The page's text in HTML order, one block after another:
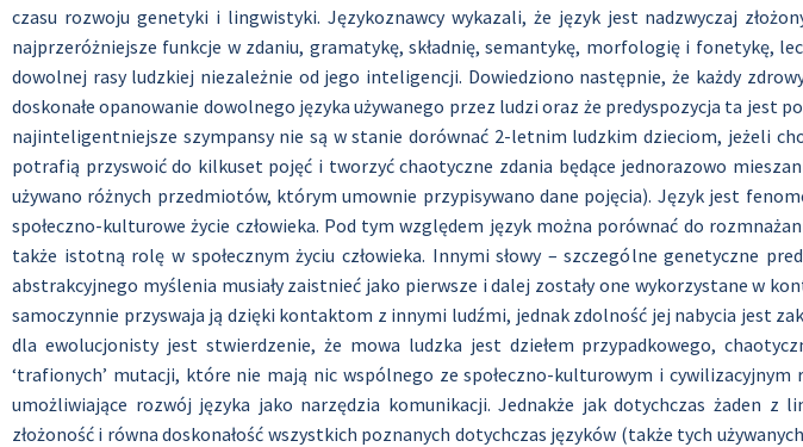
czasu rozwoju genetyki i lingwistyki. Językoznawcy wykazali, że język jest nadzwyczaj
najprzeróżniejsze funkcje w zdaniu, gramatykę, składnię, semantykę, morfologię i fonetykę,
dowolnej rasy ludzkiej niezależnie od jego inteligencji. Dowiedziono następnie, że każdy
doskonałe opanowanie dowolnego języka używanego przez ludzi oraz że predyspozycja ta jest
najinteligentniejsze szympansy nie są w stanie dorównać 2-letnim ludzkim dzieciom, jeżeli
potrafią przyswoić do kilkuset pojęć i tworzyć chaotyczne zdania będące jednorazowo
używano różnych przedmiotów, którym umownie przypisywano dane pojęcia). Język jest
społeczno-kulturowe życie człowieka. Pod tym względem język można porównać do
także istotną rolę w społecznym życiu człowieka. Innymi słowy – szczególne genetyczne
abstrakcyjnego myślenia musiały zaistnieć jako pierwsze i dalej zostały one wykorzystane w
samoczynnie przyswaja ją dzięki kontaktom z innymi ludźmi, jednak zdolność jej nabycia jest
dla ewolucjonisty jest stwierdzenie, że mowa ludzka jest dziełem przypadkowego,
‘trafionych’ mutacji, które nie mają nic wspólnego ze społeczno-kulturowym i cywilizacyjnym
umożliwiające rozwój języka jako narzędzia komunikacji. Jednakże jak dotychczas żaden
złożoność i równa doskonałość wszystkich poznanych dotychczas języków (także tych